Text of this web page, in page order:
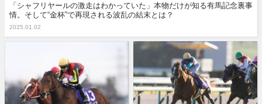
「シャフリヤールの激走はわかっていた」本物だけが知る有馬記念裏事
情。そして“金杯”で再現される波乱の結末とは？
2025.01.02